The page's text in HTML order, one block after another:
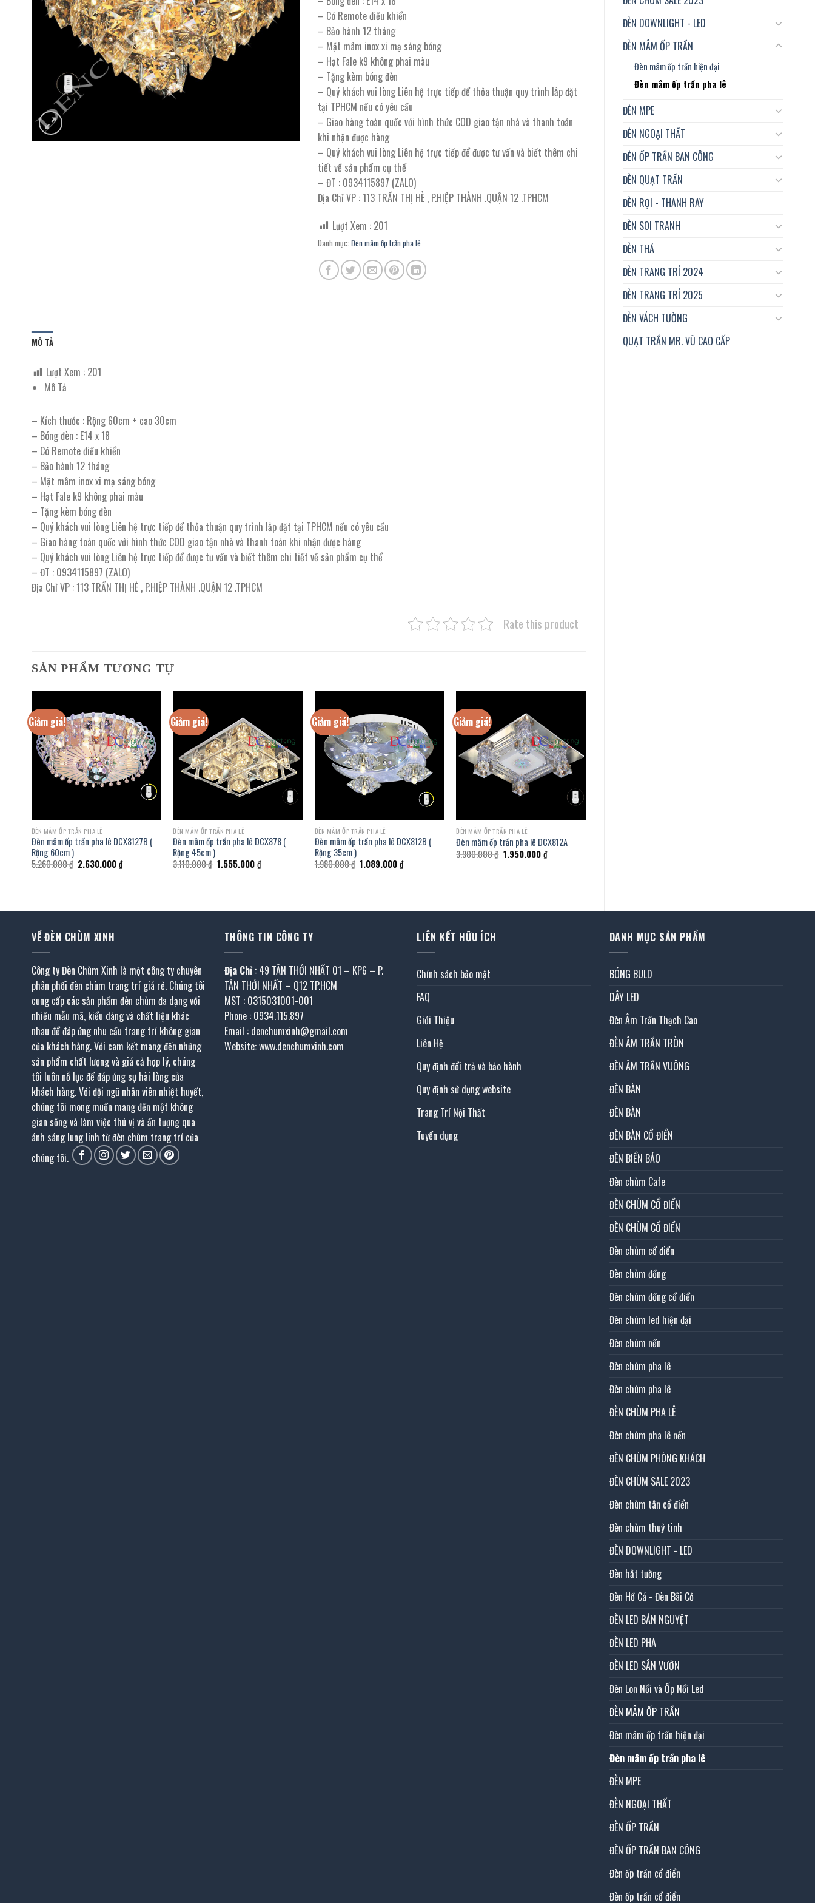
ĐÈN DOWNLIGHT - LED
ĐÈN MÂM ỐP TRẦN
Đèn mâm ốp trần hiện đại
Đèn mâm ốp trần pha lê
ĐÈN MPE
ĐÈN NGOẠI THẤT
ĐÈN ỐP TRẦN BAN CÔNG
ĐÈN QUẠT TRẦN
ĐÈN RỌI - THANH RAY
ĐÈN SOI TRANH
ĐÈN THẢ
ĐÈN TRANG TRÍ 2024
ĐÈN TRANG TRÍ 2025
ĐÈN VÁCH TƯỜNG
QUẠT TRẦN MR. VŨ CAO CẤP
9.410.000 ₫.
– Có Remote điều khiển
– Bảo hành 12 tháng
– Mặt mâm inox xi mạ sáng bóng
– Hạt Fale k9 không phai màu
– Tặng kèm bóng đèn
– Quý khách vui lòng Liên hệ trực tiếp để thỏa thuận quy trình lắp đặt
tại TPHCM nếu có yêu cầu
– Giao hàng toàn quốc với hình thức COD giao tận nhà và thanh toán
khi nhận được hàng
– Quý khách vui lòng Liên hệ trực tiếp để được tư vấn và biết thêm chi
tiết về sản phẩm cụ thể
– ĐT : 0934115897 (ZALO)
Địa Chỉ VP : 113 TRẦN THỊ HÈ , P.HIỆP THÀNH .QUẬN 12 .TPHCM
Lượt Xem : 201
Danh mục: Đèn mâm ốp trần pha lê
MÔ TẢ
Lượt Xem : 201
Mô Tả
– Kích thước : Rộng 60cm + cao 30cm
– Bóng đèn : E14 x 18
– Có Remote điều khiển
– Bảo hành 12 tháng
– Mặt mâm inox xi mạ sáng bóng
– Hạt Fale k9 không phai màu
– Tặng kèm bóng đèn
– Quý khách vui lòng Liên hệ trực tiếp để thỏa thuận quy trình lắp đặt tại TPHCM nếu có yêu cầu
– Giao hàng toàn quốc với hình thức COD giao tận nhà và thanh toán khi nhận được hàng
– Quý khách vui lòng Liên hệ trực tiếp để được tư vấn và biết thêm chi tiết về sản phẩm cụ thể
– ĐT : 0934115897 (ZALO)
Địa Chỉ VP : 113 TRẦN THỊ HÈ , P.HIỆP THÀNH .QUẬN 12 .TPHCM
Rate this product
SẢN PHẨM TƯƠNG TỰ
Giảm giá!
ĐÈN MÂM ỐP TRẦN PHA LÊ
Đèn mâm ốp trần pha lê DCX8127B (
Rộng 60cm )
5.260.000₫ Giá
gốc
2.630.000₫Giá
Giảm giá!
ĐÈN MÂM ỐP TRẦN PHA LÊ
Đèn mâm ốp trần pha lê DCX878 (
Rộng 45cm )
3.110.000₫ Giá
gốc
1.555.000₫Giá
hiện
Giảm giá!
ĐÈN MÂM ỐP TRẦN PHA LÊ
Đèn mâm ốp trần pha lê DCX812B (
Rộng 35cm )
1.980.000₫ Giá
gốc
1.089.000₫Giá
Giảm giá!
ĐÈN MÂM ỐP TRẦN PHA LÊ
Đèn mâm ốp trần pha lê DCX812A
3.900.000₫ Giá
gốc
1.950.000₫Giá
hiện
VỀ ĐÈN CHÙM XINH
Công ty Đèn Chùm Xinh là một công ty chuyên
phân phối đèn chùm trang trí giá rẻ. Chúng tôi
cung cấp các sản phẩm đèn chùm đa dạng với
nhiều mẫu mã, kiểu dáng và chất liệu khác
nhau để đáp ứng nhu cầu trang trí không gian
của khách hàng. Với cam kết mang đến những
sản phẩm chất lượng và giá cả hợp lý, chúng
tôi luôn nỗ lực để đáp ứng sự hài lòng của
khách hàng. Với đội ngũ nhân viên nhiệt huyết,
chúng tôi mong muốn mang đến một không
gian sống và làm việc thú vị và ấn tượng qua
ánh sáng lung linh từ đèn chùm trang trí của
chúng tôi.
THÔNG TIN CÔNG TY
Địa Chỉ : 49 TÂN THỚI NHẤT 01 – KP6 – P.
TÂN THỚI NHẤT – Q12 TP.HCM
MST : 0315031001-001
Phone : 0934.115.897
Email : denchumxinh@gmail.com
Website: www.denchumxinh.com
LIÊN KẾT HỮU ÍCH
Chính sách bảo mật
FAQ
Giới Thiệu
Liên Hệ
Quy định đổi trả và bảo hành
Quy định sử dụng website
Trang Trí Nội Thất
Tuyển dụng
DANH MỤC SẢN PHẨM
BÓNG BULD
DÂY LED
Đèn Âm Trần Thạch Cao
ĐÈN ÂM TRẦN TRÒN
ĐÈN ÂM TRẦN VUÔNG
ĐÈN BÀN
ĐÈN BÀN
ĐÈN BÀN CỔ ĐIỂN
ĐÈN BIỂN BÁO
Đèn chùm Cafe
ĐÈN CHÙM CỔ ĐIỂN
ĐÈN CHÙM CỔ ĐIỂN
Đèn chùm cổ điển
Đèn chùm đồng
Đèn chùm đồng cổ điển
Đèn chùm led hiện đại
Đèn chùm nến
Đèn chùm pha lê
Đèn chùm pha lê
ĐÈN CHÙM PHA LÊ
Đèn chùm pha lê nến
ĐÈN CHÙM PHÒNG KHÁCH
ĐÈN CHÙM SALE 2023
Đèn chùm tân cổ điển
Đèn chùm thuỷ tinh
ĐÈN DOWNLIGHT - LED
Đèn hắt tường
Đèn Hồ Cá - Đèn Bãi Cỏ
ĐÈN LED BÁN NGUYỆT
ĐÈN LED PHA
ĐÈN LED SÂN VƯỜN
Đèn Lon Nổi và Ốp Nổi Led
ĐÈN MÂM ỐP TRẦN
Đèn mâm ốp trần hiện đại
Đèn mâm ốp trần pha lê
ĐÈN MPE
ĐÈN NGOẠI THẤT
ĐÈN ỐP TRẦN
ĐÈN ỐP TRẦN BAN CÔNG
Đèn ốp trần cổ điển
Đèn ốp trần cổ điển